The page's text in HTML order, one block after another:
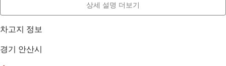
상세 설명 더보기
차고지 정보
경기 안산시